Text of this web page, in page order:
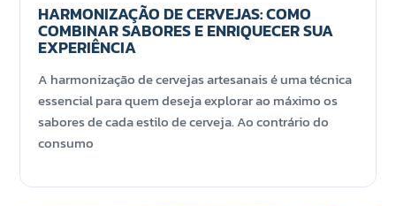
HARMONIZAÇÃO DE CERVEJAS: COMO
COMBINAR SABORES E ENRIQUECER SUA
EXPERIÊNCIA
A harmonização de cervejas artesanais é uma técnica
essencial para quem deseja explorar ao máximo os
sabores de cada estilo de cerveja. Ao contrário do
consumo